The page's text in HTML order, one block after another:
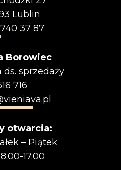
Lublin
740 37 87
Borowiec
ds. sprzedaży
716
otwarcia:
– Piątek
17.00